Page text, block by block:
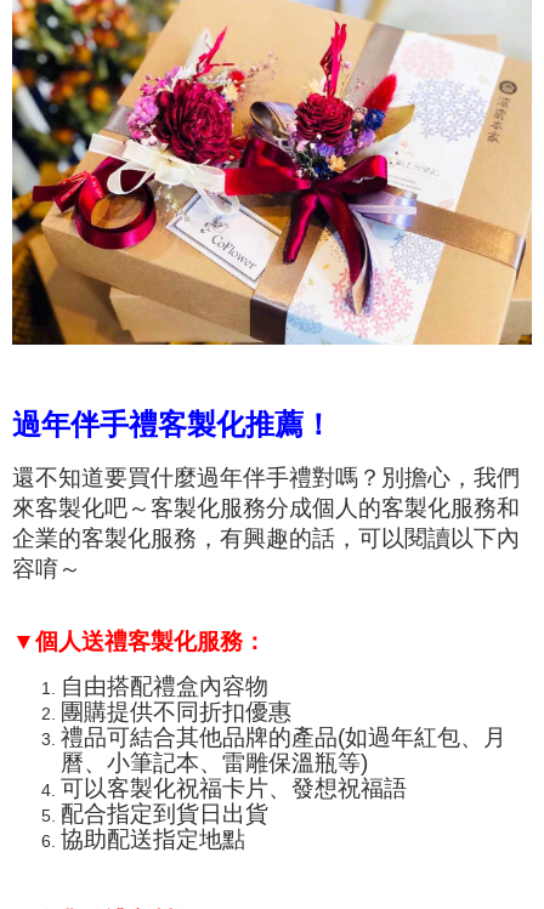
過年伴手禮客製化推薦！
還不知道要買什麼過年伴手禮對嗎？別擔心，我們
來客製化吧～客製化服務分成個人的客製化服務和
企業的客製化服務，有興趣的話，可以閱讀以下內
容唷～
▼個人送禮客製化服務：
自由搭配禮盒內容物
團購提供不同折扣優惠
禮品可結合其他品牌的產品(如過年紅包、月
曆、小筆記本、 雷雕保溫瓶等)
可以客製化祝福卡片、發想祝福語
配合指定到貨日出貨
協助配送指定地點